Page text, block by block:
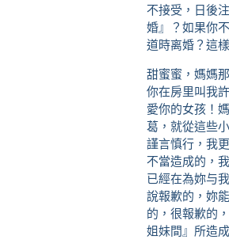
不接受，日後
婚』？如果你
道時离婚？這
甜蜜蜜，媽媽
你在房里叫我
愛你的女孩！
葛，就從這些
謹言慎行，我
不當造成的，
已經在為妳与
說報歉的，妳
的，很報歉的
姐妹間』所造